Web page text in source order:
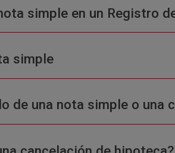
simple en un Registro
simple
de una nota simple o una